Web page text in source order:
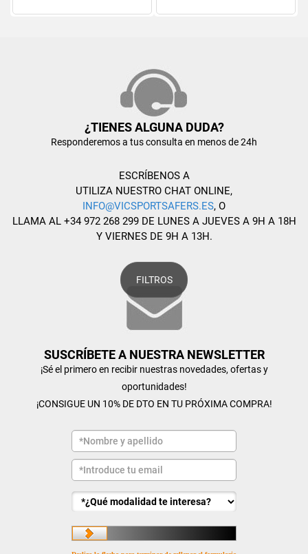
FILTROS
¿TIENES ALGUNA DUDA?
Responderemos a tus consulta en menos de 24h
ESCRÍBENOS A
UTILIZA NUESTRO CHAT ONLINE,
INFO@VICSPORTSAFERS.ES, O
LLAMA AL +34 972 268 299 DE LUNES A JUEVES A 9H A 18H
Y VIERNES DE 9H A 13H.
SUSCRÍBETE A NUESTRA NEWSLETTER
¡Sé el primero en recibir nuestras novedades, ofertas y
oportunidades!
¡CONSIGUE UN 10% DE DTO EN TU PRÓXIMA COMPRA!